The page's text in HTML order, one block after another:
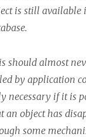
is still available
should almost
by application
necessary if it is
an object has
some